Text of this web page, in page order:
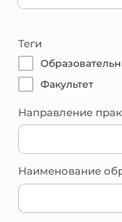
Теги
Факультет
Направление
Наименование